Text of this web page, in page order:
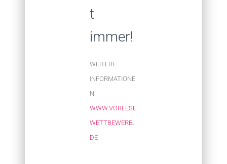
t
immer!
WEITERE
INFORMATIONE
N:
WWW.VORLESE
WETTBEWERB.
DE